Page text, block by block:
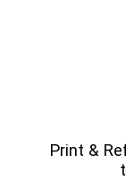
Print &